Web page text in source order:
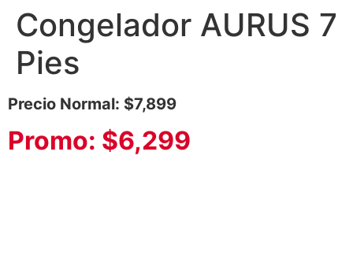
Congelador AURUS 7
Pies
Precio Normal: $7,899
Promo: $6,299